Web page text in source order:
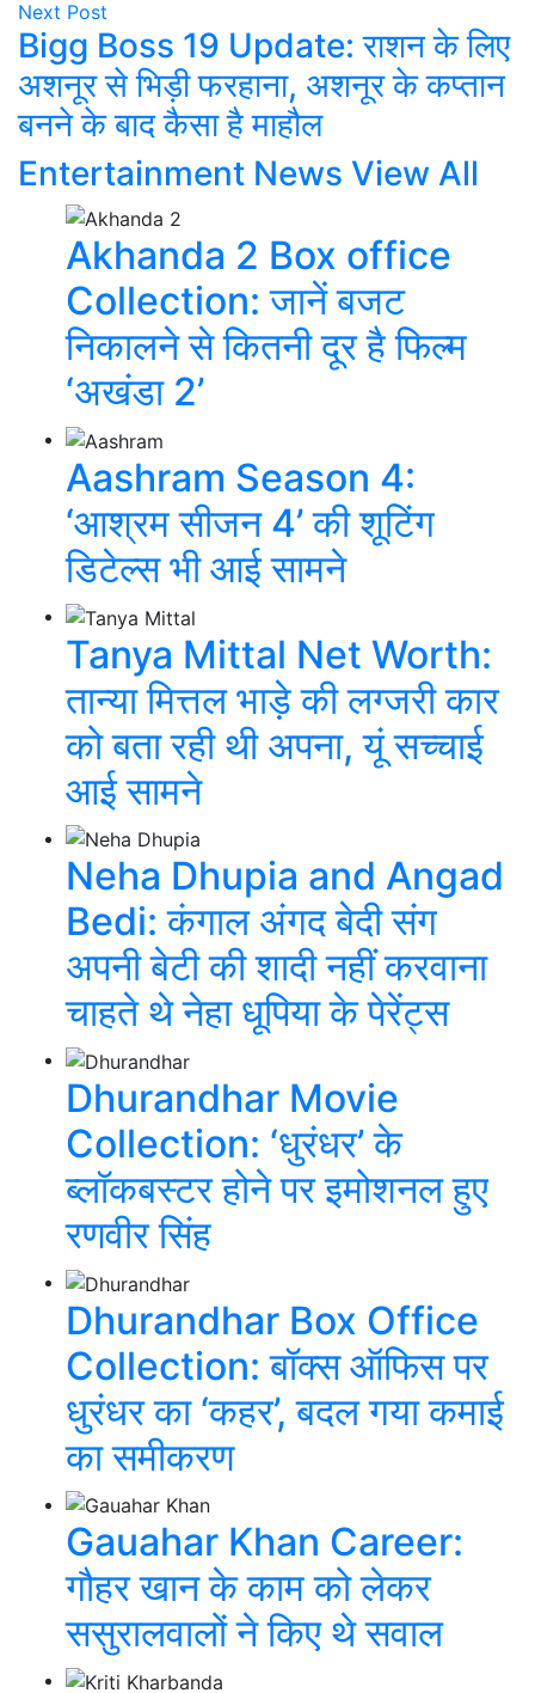
Next Post
Bigg Boss 19 Update: राशन के लिए
अशनूर से भिड़ी फरहाना, अशनूर के कप्तान
बनने के बाद कैसा है माहौल
Entertainment News View All
Akhanda 2 Box office
Collection: जानें बजट
निकालने से कितनी दूर है फिल्म
‘अखंडा 2’
Aashram Season 4:
‘आश्रम सीजन 4’ की शूटिंग
डिटेल्स भी आई सामने
Tanya Mittal Net Worth:
तान्या मित्तल भाड़े की लग्जरी कार
को बता रही थी अपना, यूं सच्चाई
आई सामने
Neha Dhupia and Angad
Bedi: कंगाल अंगद बेदी संग
अपनी बेटी की शादी नहीं करवाना
चाहते थे नेहा धूपिया के पेरेंट्स
Dhurandhar Movie
Collection: ‘धुरंधर’ के
ब्लॉकबस्टर होने पर इमोशनल हुए
रणवीर सिंह
Dhurandhar Box Office
Collection: बॉक्स ऑफिस पर
धुरंधर का ‘कहर’, बदल गया कमाई
का समीकरण
Gauahar Khan Career:
गौहर खान के काम को लेकर
ससुरालवालों ने किए थे सवाल